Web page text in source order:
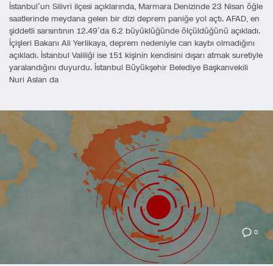
İstanbul’un Silivri ilçesi açıklarında, Marmara Denizinde 23 Nisan öğle
saatlerinde meydana gelen bir dizi deprem paniğe yol açtı. AFAD, en
şiddetli sarsıntının 12.49’da 6.2 büyüklüğünde ölçüldüğünü açıkladı.
İçişleri Bakanı Ali Yerlikaya, deprem nedeniyle can kaybı olmadığını
açıkladı. İstanbul Valiliği ise 151 kişinin kendisini dışarı atmak suretiyle
yaralandığını duyurdu. İstanbul Büyükşehir Belediye Başkanvekili
Nuri Aslan da
0